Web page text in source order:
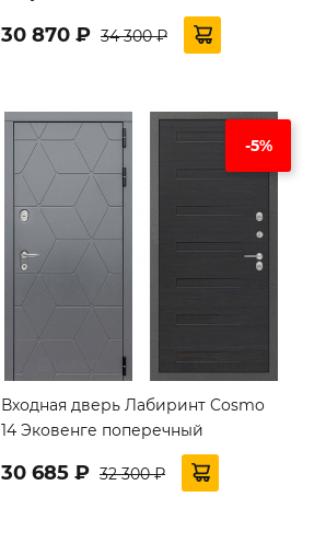
30 870 ₽ 34 300 ₽
-5%
Входная дверь Лабиринт Cosmo
14 Эковенге поперечный
30 685 ₽ 32 300 ₽